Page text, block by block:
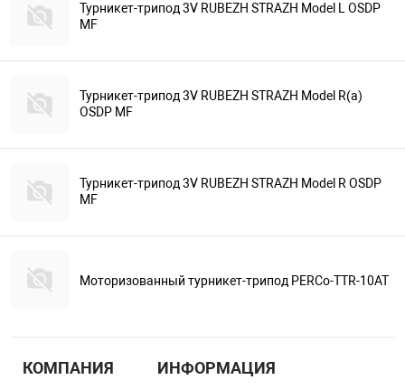
Турникет-трипод 3V RUBEZH STRAZH Model L OSDP
MF
Турникет-трипод 3V RUBEZH STRAZH Model R(a)
OSDP MF
Турникет-трипод 3V RUBEZH STRAZH Model R OSDP
MF
Моторизованный турникет-трипод PERCo-TTR-10AT
КОМПАНИЯ ИНФОРМАЦИЯ